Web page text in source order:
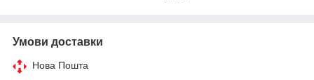
Умови доставки
Нова Пошта